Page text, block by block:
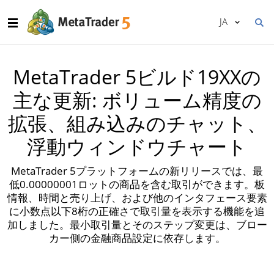
JA
MetaTrader 5ビルド19XXの
主な更新: ボリューム精度の
拡張、組み込みのチャット、
浮動ウィンドウチャート
MetaTrader 5プラットフォームの新リリースでは、最
低0.00000001ロットの商品を含む取引ができます。板
情報、時間と売り上げ、および他のインタフェース要素
に小数点以下8桁の正確さで取引量を表示する機能を追
加しました。最小取引量とそのステップ変更は、ブロー
カー側の金融商品設定に依存します。